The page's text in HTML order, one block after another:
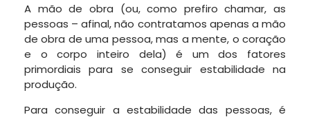
A mão de obra (ou, como prefiro chamar, as
pessoas – afinal, não contratamos apenas a mão
de obra de uma pessoa, mas a mente, o coração
e o corpo inteiro dela) é um dos fatores
primordiais para se conseguir estabilidade na
produção.
Para conseguir a estabilidade das pessoas, é